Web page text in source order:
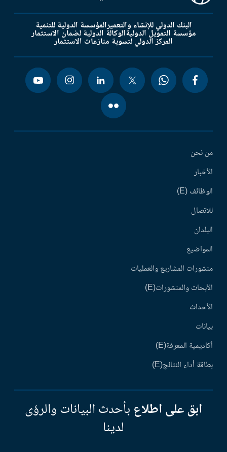
البنك الدولي للإنشاء والتعميرالمؤسسة الدولية للتنمية
مؤسسة التمويل الدوليةالوكالة الدولية لضمان الاستثمار
المركز الدولي لتسوية منازعات الاستثمار
من نحن
الأخبار
الوظائف (E)
للاتصال
البلدان
المواضيع
منشورات المشاريع والعمليات
الأبحاث والمنشورات(E)
الأحداث
بيانات
أكاديمية المعرفة(E)
بطاقة أداء النتائج(E)
ابق على اطلاع بأحدث البيانات والرؤى
لدينا